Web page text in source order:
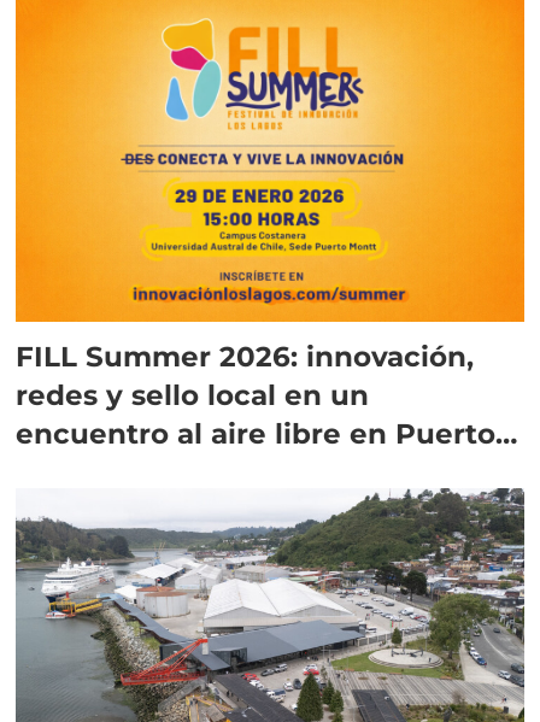
FILL Summer 2026: innovación,
redes y sello local en un
encuentro al aire libre en Puerto